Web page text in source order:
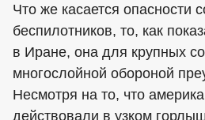
Что же касается опасности
беспилотников, то, как
в Иране, она для крупных
многослойной обороной
Несмотря на то, что
действовали в узком